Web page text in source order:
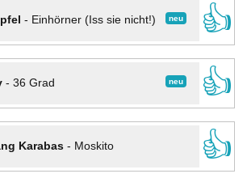
neu
- Einhörner (Iss sie nicht!)
👍
neu
- 36 Grad
👍
Karabas- Moskito
👍